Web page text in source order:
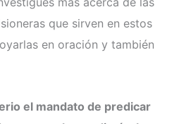
que sirven en estos
en oración y también
el mandato de predicar